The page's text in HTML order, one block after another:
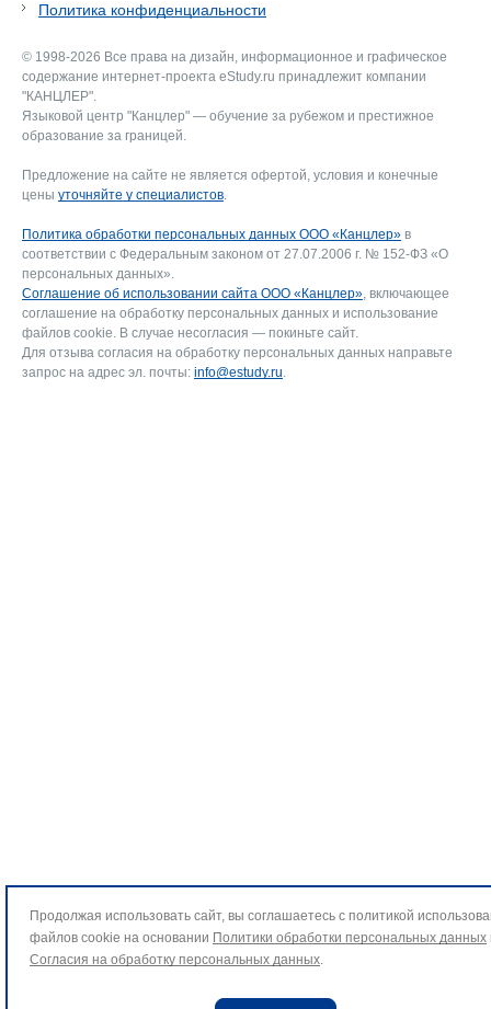
Политика конфиденциальности
© 1998-2026 Все права на дизайн, информационное и графическое
содержание интернет-проекта eStudy.ru принадлежит компании
"КАНЦЛЕР".
Языковой центр "Канцлер" — обучение за рубежом и престижное
образование за границей.
Предложение на сайте не является офертой, условия и конечные
цены уточняйте у специалистов.
Политика обработки персональных данных ООО «Канцлер» в
соответствии с Федеральным законом от 27.07.2006 г. № 152-ФЗ «О
персональных данных».
Соглашение об использовании сайта ООО «Канцлер», включающее
соглашение на обработку персональных данных и использование
файлов cookie. В случае несогласия — покиньте сайт.
Для отзыва согласия на обработку персональных данных направьте
запрос на адрес эл. почты: info@estudy.ru.
Продолжая использовать сайт, вы соглашаетесь с политикой
файлов cookie на основании Политики обработки персональных данных
Согласия на обработку персональных данных.